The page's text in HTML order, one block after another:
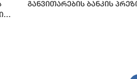
განვითარების ბანკის